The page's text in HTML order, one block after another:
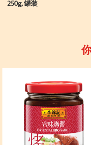
250g, 罐装